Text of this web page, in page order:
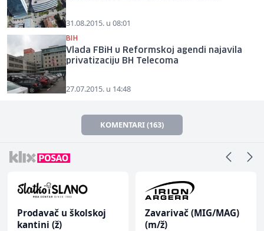
31.08.2015. u 08:01
BIH
Vlada FBiH u Reformskoj agendi najavila
privatizaciju BH Telecoma
27.07.2015. u 14:48
KOMENTARI (163)
Prodavač u školskoj
kantini (ž)
Zavarivač (MIG/MAG)
(m/ž)